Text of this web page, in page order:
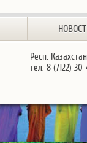
Респ.
тел. 8 (7122)